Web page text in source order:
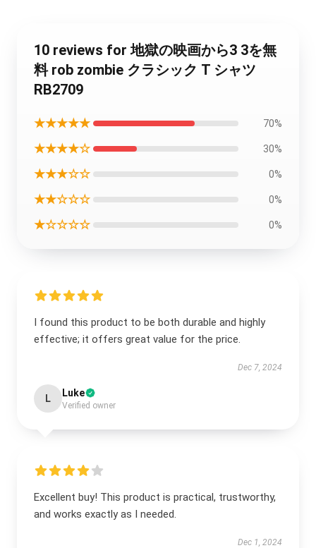
10 reviews for 地獄の映画から3 3を無
料 rob zombie クラシック T シャツ
RB2709
★★★★★ 70%
★★★★☆ 30%
★★★☆☆ 0%
★★☆☆☆ 0%
★☆☆☆☆ 0%
I found this product to be both durable and highly
effective; it offers great value for the price.
Dec 7, 2024
L Luke
Verified owner
Excellent buy! This product is practical, trustworthy,
and works exactly as I needed.
Dec 1, 2024